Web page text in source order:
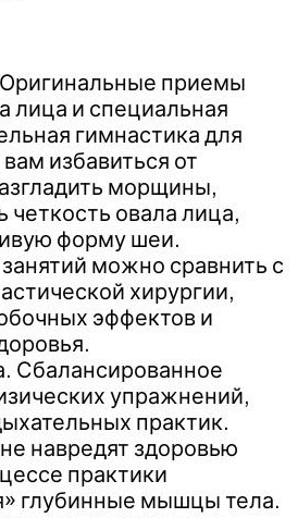
приемы
лица и специальная
гимнастика для
избавиться от
морщины,
четкость овала лица,
форму шеи.
занятий можно сравнить с
хирургии,
эффектов и
Сбалансированное
упражнений,
практик.
навредят здоровью
практики
глубинные мышцы тела.